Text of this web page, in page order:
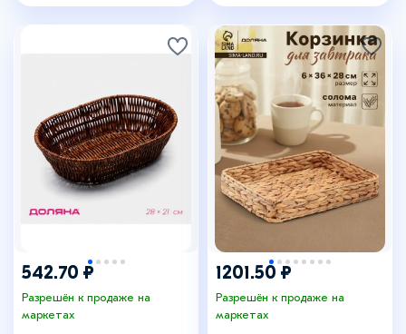
542.70 ₽
Разрешён к продаже на
маркетах
1201.50 ₽
Разрешён к продаже на
маркетах